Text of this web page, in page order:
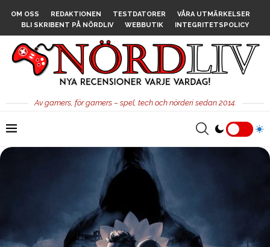
OM OSS REDAKTIONEN TESTDATORER
VÅRA UTMÄRKELSER
BLI SKRIBENT PÅ NÖRDLIV
WEBBUTIK INTEGRITETSPOLICY
Av gamers, för gamers – spel, tech och nörderi sedan 2014.